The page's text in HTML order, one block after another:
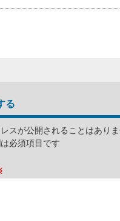
る
スが公開されることはありま
必須項目です